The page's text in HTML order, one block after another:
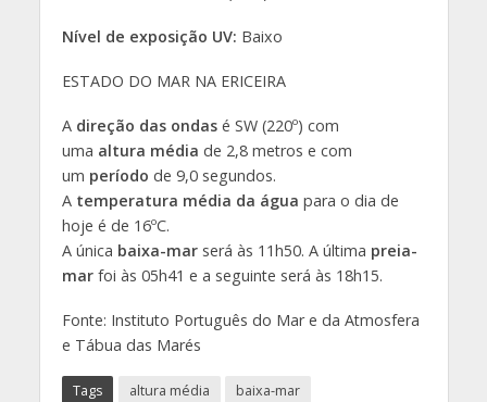
Nível de exposição UV: Baixo
ESTADO DO MAR NA ERICEIRA
A direção das ondasé SW (220º) com
uma altura média de 2,8 metros e com
um período de 9,0 segundos.
Atemperatura média da água para o dia de
hoje é de 16ºC.
A única baixa-marserá às 11h50. A última preia-
marfoi às 05h41 e a seguinte será às 18h15.
Fonte: Instituto Português do Mar e da Atmosfera
e Tábua das Marés
Tags altura média
baixa-mar